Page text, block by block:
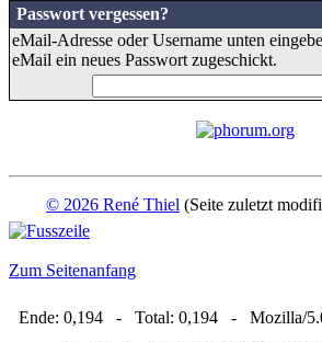
Passwort vergessen?
eMail-Adresse oder Username unten
eMail ein neues Passwort zugeschickt.
© 2026 René Thiel (Seite zuletzt
Zum Seitenanfang
Ende: 0,194 - Total: 0,194 - Mozilla/